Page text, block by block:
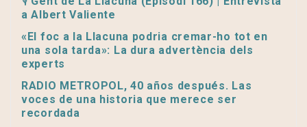
a Albert Valiente
«El foc a la Llacuna podria cremar-ho tot en
una sola tarda»: La dura advertència dels
experts
RADIO METROPOL, 40 años después. Las
voces de una historia que merece ser
recordada